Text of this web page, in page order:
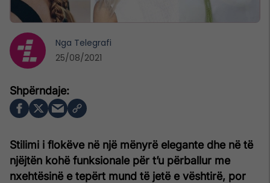
Stilimi i flokëve në një mënyrë elegante dhe në të
njëjtën kohë funksionale për t’u përballur me
nxehtësinë e tepërt mund të jetë e vështirë, por
Nga Telegrafi
25/08/2021